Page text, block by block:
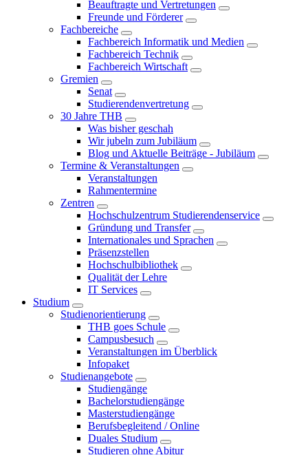
Beauftragte und Vertretungen
Freunde und Förderer
Fachbereiche
Fachbereich Informatik und Medien
Fachbereich Technik
Fachbereich Wirtschaft
Gremien
Senat
Studierendenvertretung
30 Jahre THB
Was bisher geschah
Wir jubeln zum Jubiläum
Blog und Aktuelle Beiträge - Jubiläum
Termine & Veranstaltungen
Veranstaltungen
Rahmentermine
Zentren
Hochschulzentrum Studierendenservice
Gründung und Transfer
Internationales und Sprachen
Präsenzstellen
Hochschulbibliothek
Qualität der Lehre
IT Services
Studium
Studienorientierung
THB goes Schule
Campusbesuch
Veranstaltungen im Überblick
Infopaket
Studienangebote
Studiengänge
Bachelorstudiengänge
Masterstudiengänge
Berufsbegleitend / Online
Duales Studium
Studieren ohne Abitur